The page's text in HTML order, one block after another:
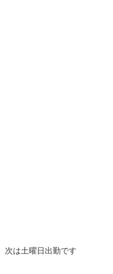
次は土曜日出勤です